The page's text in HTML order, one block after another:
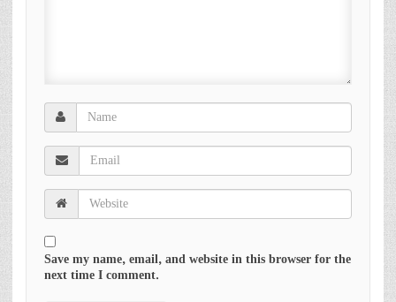
Save my name, email, and website in this browser for the
next time I comment.